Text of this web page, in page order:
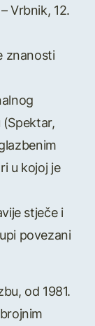
Vrbnik, 12.
znanosti
u kojoj je
stječe i
povezani
od 1981.